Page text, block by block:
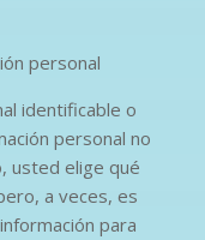
personal
identificable o
personal no
usted elige qué
a veces, es
para